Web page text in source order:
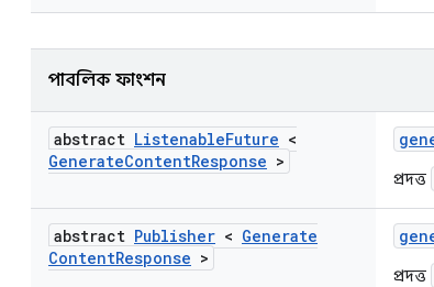
পাবলিক ফাংশন
abstract ListenableFuture <
GenerateContentResponse >
প্রদত্ত
abstract Publisher < Generate
ContentResponse >
প্রদত্ত